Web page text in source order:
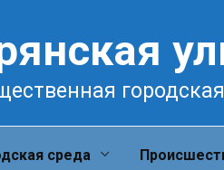
среда